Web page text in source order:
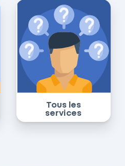
Tous les
services